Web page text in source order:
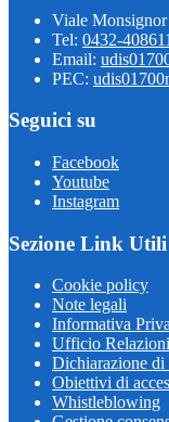
Viale
Tel: 0432-408611
Email:
PEC:
Seguici su
Facebook
Youtube
Instagram
Sezione Link Utili
Cookie policy
Note legali
Informativa
Ufficio
Dichiarazione di
Obiettivi di
Whistleblowing